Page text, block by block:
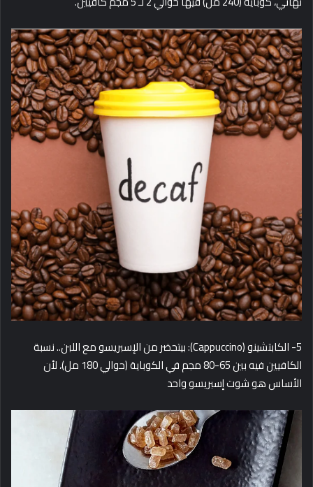
5- الكابتشينو (Cappuccino): بيتحضر من الإسبريسو مع اللبن.. نسبة
الكافيين فيه بين 65-80 مجم في الكوباية (حوالي 180 مل)، لأن
الأساس هو شوت إسبريسو واحد